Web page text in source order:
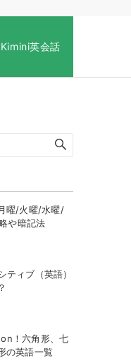
Kimini英会話
曜/火曜/水曜/
や暗記法
ィブ（英語）
！六角形、七
の英語一覧